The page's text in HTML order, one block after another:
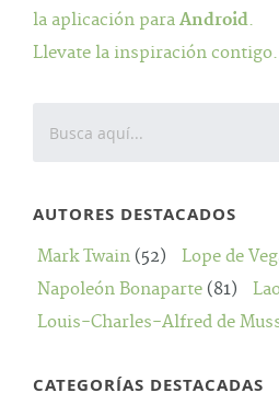
la aplicación para Android.
Llevate la inspiración contigo.
AUTORES DESTACADOS
Mark Twain (52) Lope de
Napoleón Bonaparte (81)
Louis-Charles-Alfred de
CATEGORÍAS DESTACADAS